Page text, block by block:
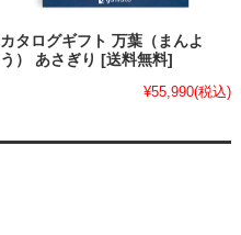
カタログギフト 万葉（まんよ
う） あさぎり [送料無料]
¥55,990(税込)